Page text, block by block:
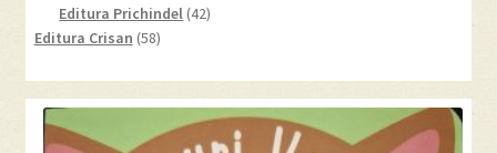
products
Editura Prichindel 4242
Editura Crisan 5858